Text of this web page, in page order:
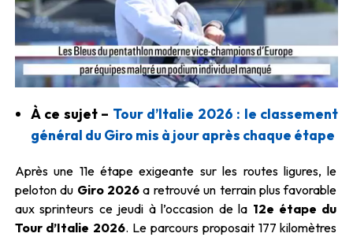
À ce sujet – Tour d’Italie 2026 : le classement
général du Giro mis à jour après chaque étape
Après une 11e étape exigeante sur les routes ligures, le
peloton du Giro 2026a retrouvé un terrain plus favorable
aux sprinteurs ce jeudi à l’occasion de la 12e étape du
Tour d’Italie 2026. Le parcours proposait 177 kilomètres